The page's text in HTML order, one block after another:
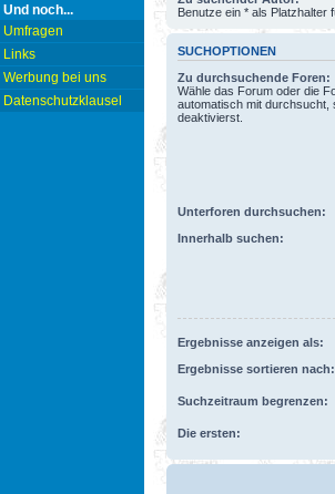
Und noch...
Umfragen
Links
Werbung bei uns
Datenschutzklausel
Benutze ein * als Platzhalter
SUCHOPTIONEN
Zu durchsuchende Foren:
Wähle das Forum oder die
automatisch mit durchsucht,
deaktivierst.
Unterforen durchsuchen:
Innerhalb suchen:
Ergebnisse anzeigen als:
Ergebnisse sortieren nach:
Suchzeitraum begrenzen:
Die ersten: